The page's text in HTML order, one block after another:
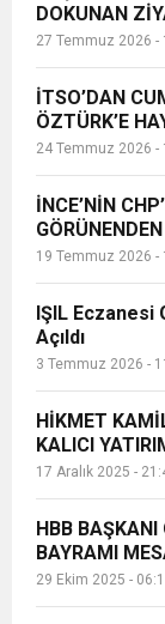
ve Onur
6:19 HBB
17:36
1:00 İTSO İŞ-KUR SGK
21:40
18:22
DOKUNAN
27 Temmuz 2026 -
İTSO’DAN
ÖZTÜRK’E
24 Temmuz 2026 -
İNCE’NİN
19 Temmuz 2026 -
IŞIL
Açıldı
3 Temmuz 2026 -
HİKMET
KALICI
17 Aralık 2025 -
HBB BAŞKANI
BAYRAMI
29 Ekim 2025 -